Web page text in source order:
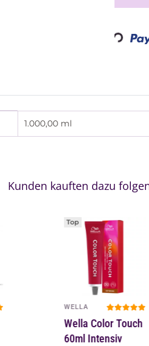
1.000,00 ml
Kunden kauften dazu
Top
WELLA
Wella Color Touch
60ml Intensiv